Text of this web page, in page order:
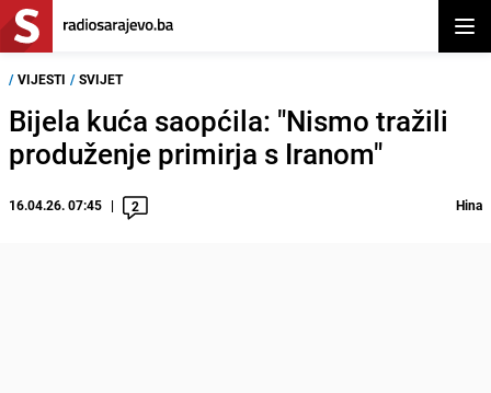
/ VIJESTI / SVIJET
Bijela kuća saopćila: "Nismo tražili
produženje primirja s Iranom"
16.04.26. 07:45 2 Hina